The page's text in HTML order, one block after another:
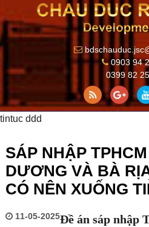
0903 94
0399 82
tintuc ddd
SÁP NHẬP
DƯƠNG VÀ BÀ
CÓ NÊN XUỐNG
11-05-2025Đề án sáp nhập